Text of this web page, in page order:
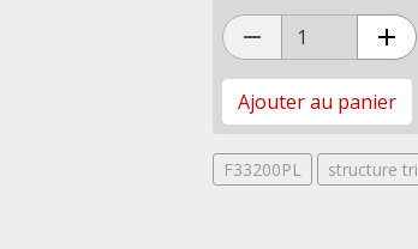
Ajouter au panier
F33200PL structure tri